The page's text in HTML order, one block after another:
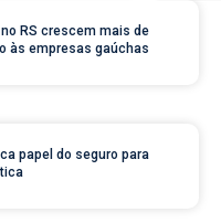
RS crescem mais de
às empresas gaúchas
papel do seguro para